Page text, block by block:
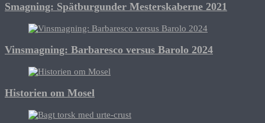
Smagning: Spätburgunder Mesterskaberne 2021
Vinsmagning: Barbaresco versus Barolo 2024
Historien om Mosel